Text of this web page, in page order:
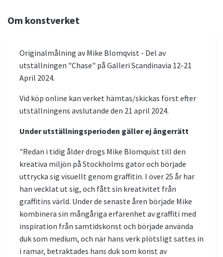
Om konstverket
Originalmålning av Mike Blomqvist - Del av
utställningen "Chase" på Galleri Scandinavia 12-21
April 2024.
Vid köp online kan verket hämtas/skickas först efter
utställningens avslutande den 21 april 2024.
Under utställningsperioden gäller ej ångerrätt
"Redan i tidig ålder drogs Mike Blomquist till den
kreativa miljön på Stockholms gator och började
uttrycka sig visuellt genom graffitin. I över 25 år har
han vecklat ut sig, och fått sin kreativitet från
graffitins värld. Under de senaste åren började Mike
kombinera sin mångåriga erfarenhet av graffiti med
inspiration från samtidskonst och började använda
duk som medium, och när hans verk plötsligt sattes in
i ramar, betraktades hans duk som konst av